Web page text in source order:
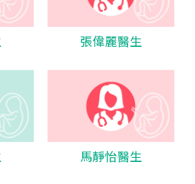
張偉麗醫生
馬靜怡醫生